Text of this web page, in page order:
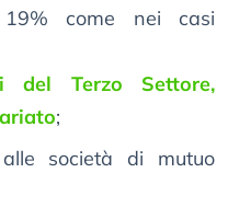
come nei casi
del Terzo Settore,
;
società di mutuo